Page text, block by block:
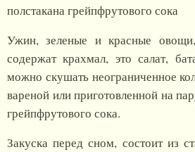
полстакана грейпфрутового сока
Ужин, зеленые и красные
содержат крахмал, это салат,
можно скушать неограниченное
вареной или приготовленной на
грейпфрутового сока.
Закуска перед сном, состоит из